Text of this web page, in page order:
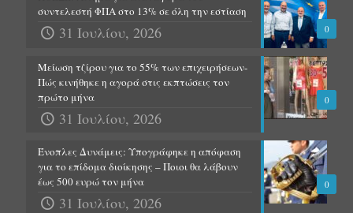
0
συντελεστή ΦΠΑ στο 13% σε όλη την εστίαση
31 Ιουλίου, 2026
0
Μείωση τζίρου για το 55% των επιχειρήσεων-
Πώς κινήθηκε η αγορά στις εκπτώσεις τον
πρώτο μήνα
31 Ιουλίου, 2026
0
Ένοπλες Δυνάμεις: Υπογράφηκε η απόφαση
για το επίδομα διοίκησης – Ποιοι θα λάβουν
έως 500 ευρώ τον μήνα
31 Ιουλίου, 2026